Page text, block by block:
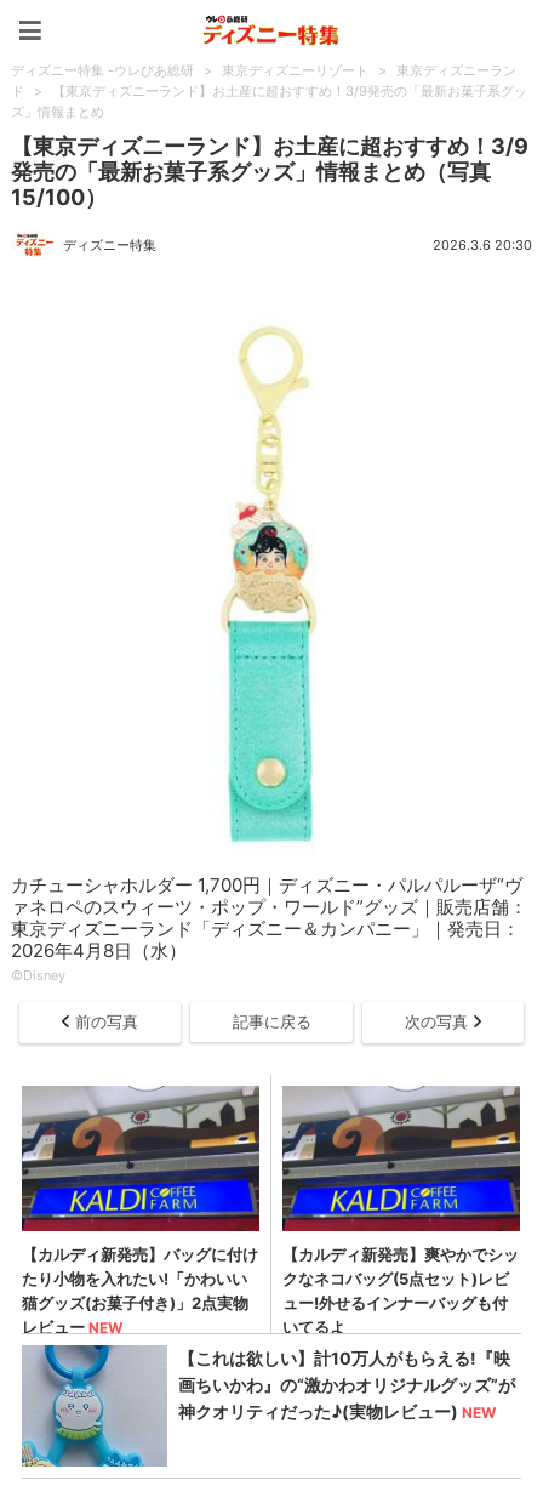
ディズニー特集 -ウレぴあ総研 > 東京ディズニーリゾート >
東京ディズニーラン
ド
>
【東京ディズニーランド】お土産に超おすすめ！3/9発売の「最新お菓子系グッ
ズ」情報まとめ
【東京ディズニーランド】お土産に超おすすめ！3/9
発売の「最新お菓子系グッズ」情報まとめ（写真
15/100）
ディズニー特集 2026.3.6 20:30
カチューシャホルダー 1,700円｜ディズニー・パルパルーザ“ヴ
ァネロペのスウィーツ・ポップ・ワールド”グッズ｜販売店舗：
東京ディズニーランド「ディズニー＆カンパニー」｜発売日：
2026年4月8日（水）
©Disney
前の写真 記事に戻る 次の写真